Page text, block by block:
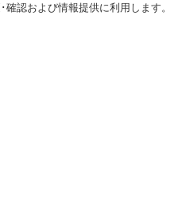
認および情報提供に利用します。